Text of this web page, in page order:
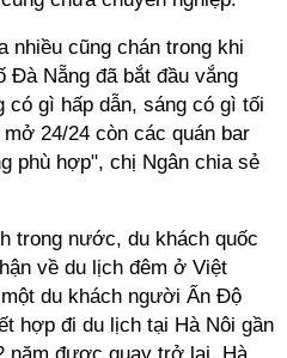
nhiều cũng chán trong khi
Đà Nẵng đã bắt đầu vắng
gì hấp dẫn, sáng có gì tối
24/24 còn các quán bar
phù hợp", chị Ngân chia sẻ
trong nước, du khách quốc
về du lịch đêm ở Việt
du khách người Ấn Độ
hợp đi du lịch tại Hà Nôi gần